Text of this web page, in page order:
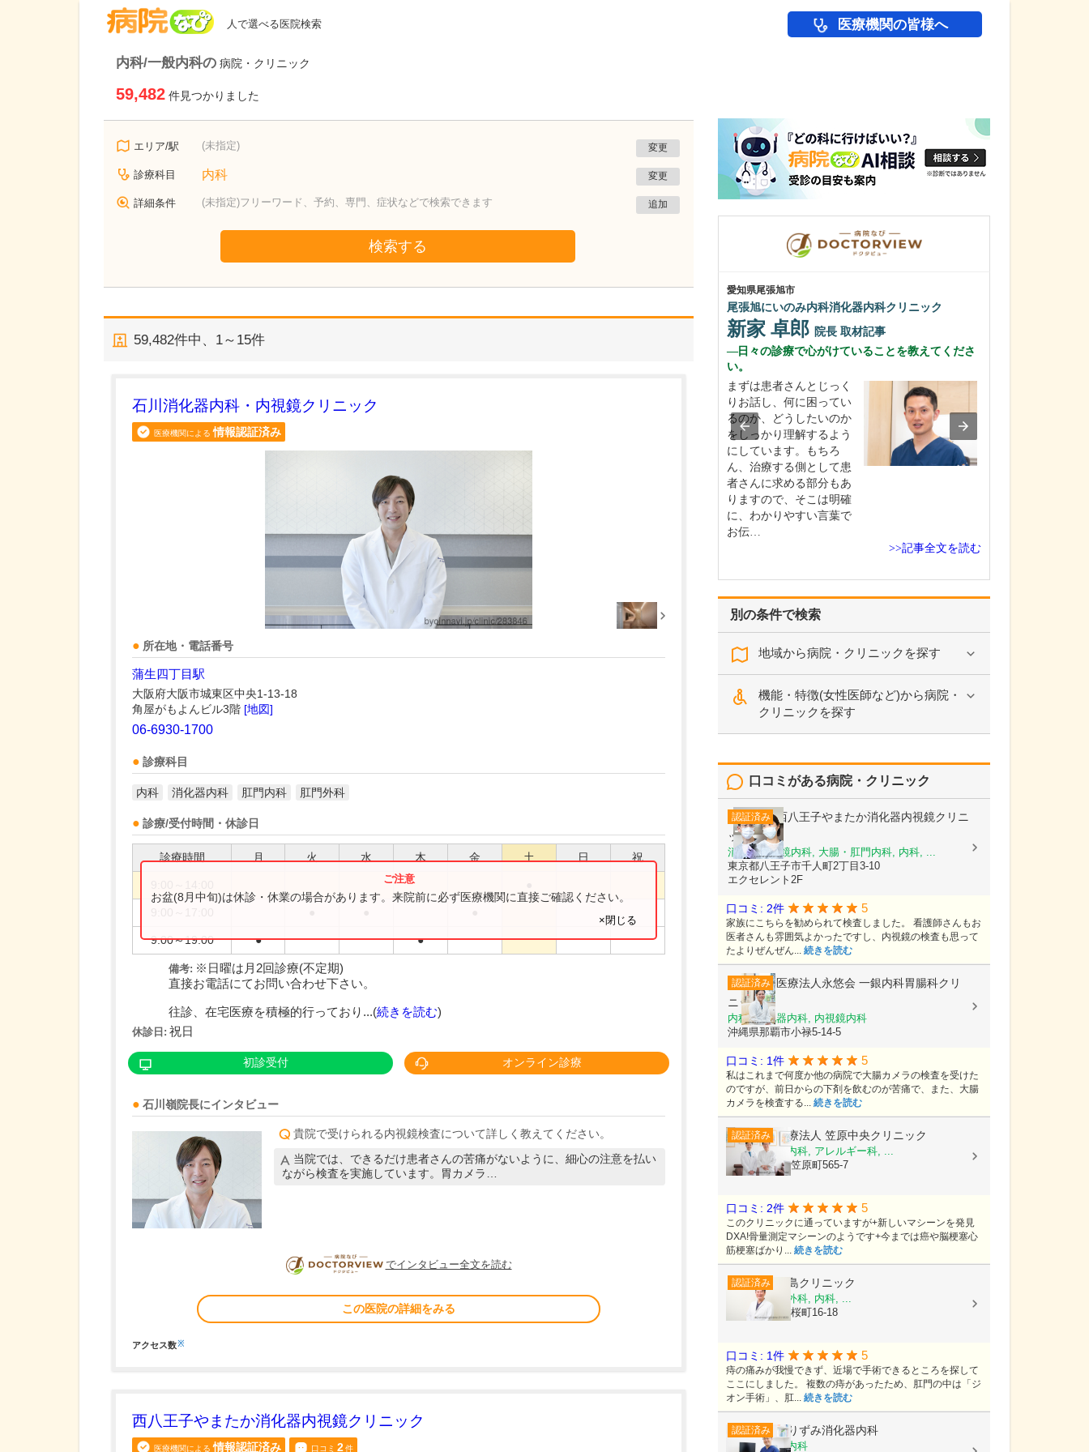
人で選べる医院検索 医療機関の皆様へ
内科/一般内科の 病院・クリニック
59,482 件見つかりました
エリア/駅 (未指定) 変更
診療科目 内科 変更
詳細条件 (未指定)フリーワード、予約、専門、症状などで検索できます 追加
検索する
59,482件中、 1～15件
石川消化器内科・内視鏡クリニック
医療機関による 情報認証済み
所在地・電話番号
蒲生四丁目駅
大阪府大阪市城東区中央1-13-18
角屋がもよんビル3階 [地図]
06-6930-1700
診療科目
内科 消化器内科 肛門内科 肛門外科
診療/受付時間・休診日
診療時間 月 火 水 木 金 土 日 祝
9:00～19:00 ● ●
お盆(8月中旬)は休診・休業の場合があります。来院前に必ず医療機関に直接ご確認ください。
×閉じる
備考: ※日曜は月2回診療(不定期)
直接お電話にてお問い合わせ下さい。
往診、在宅医療を積極的行っており...(続きを読む)
休診日: 祝日
初診受付 オンライン診療
石川嶺院長にインタビュー
貴院で受けられる内視鏡検査について詳しく教えてください。
当院では、できるだけ患者さんの苦痛がないように、細心の注意を払い
ながら検査を実施しています。胃カメラ…
DOCTORVIEW
でインタビュー全文を読む
この医院の詳細をみる
アクセス数※
西八王子やまたか消化器内視鏡クリニック
医療機関による 情報認証済み 口コミ 2件
別の条件で検索
地域から病院・クリニックを探す
機能・特徴(女性医師など)から病院・
クリニックを探す
口コミがある病院・クリニック
認証済み 西八王子やまたか消化器内視鏡クリニ
ック
消化器内視鏡内科, 大腸・肛門内科, 内科, ...
東京都八王子市千人町2丁目3-10
エクセレント2F
口コミ: 2件 5
家族にこちらを勧められて検査しました。 看護師さんもお
医者さんも雰囲気よかったですし、内視鏡の検査も思って
たよりぜんぜん... 続きを読む
認証済み 医療法人永悠会 一銀内科胃腸科クリ
ニック
内科, 消化器内科, 内視鏡内科
沖縄県那覇市小禄5-14-5
口コミ: 1件 5
私はこれまで何度か他の病院で大腸カメラの検査を受けた
のですが、前日からの下剤を飲むのが苦痛で、また、大腸
カメラを検査する... 続きを読む
認証済み 医療法人 笠原中央クリニック
内科, 糖尿病内科, アレルギー科, ...
茨城県水戸市笠原町565-7
口コミ: 2件 5
このクリニックに通っていますが+新しいマシーンを発見
DXA!骨量測定マシーンのようです+今までは癌や脳梗塞心
筋梗塞ばかり... 続きを読む
認証済み 尾島クリニック
消化器内科, 外科, 内科, ...
富山県射水市桜町16-18
口コミ: 1件 5
痔の痛みが我慢できず、近場で手術できるところを探して
ここにしました。 複数の痔があったため、肛門の中は「ジ
オン手術」、肛... 続きを読む
認証済み ありずみ消化器内科
内科, 消化器内科
愛知県尾張旭市
尾張旭にいのみ内科消化器内科クリニック
新家 卓郎 院長 取材記事
日々の診療で心がけていることを教えてくださ
い。
まずは患者さんとじっく
りお話し、何に困ってい
るのか、どうしたいのか
をしっかり理解するよう
にしています。もちろ
ん、治療する側として患
者さんに求める部分もあ
りますので、そこは明確
に、わかりやすい言葉で
お伝…
>>記事全文を読む
岩手県盛岡市
療します。「何科にいけ
できて相談してもらうこ